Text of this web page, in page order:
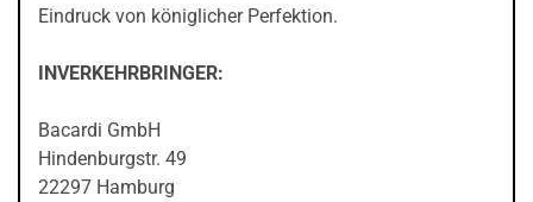
Eindruck von königlicher Perfektion.
INVERKEHRBRINGER:
Bacardi GmbH
Hindenburgstr. 49
22297 Hamburg